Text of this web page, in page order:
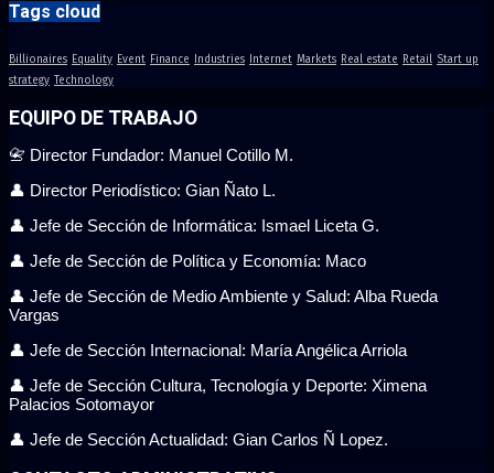
Tags cloud
Billionaires Equality Event Finance Industries Internet Markets Real estate Retail Start up
strategy Technology
EQUIPO DE TRABAJO
📇 Director Fundador: Manuel Cotillo M.
👤 Director Periodístico: Gian Ñato L.
👤 Jefe de Sección de Informática: Ismael Liceta G.
👤 Jefe de Sección de Política y Economía: Maco
👤 Jefe de Sección de Medio Ambiente y Salud: Alba Rueda
Vargas
👤 Jefe de Sección Internacional: María Angélica Arriola
👤 Jefe de Sección Cultura, Tecnología y Deporte: Ximena
Palacios Sotomayor
👤 Jefe de Sección Actualidad: Gian Carlos Ñ Lopez.